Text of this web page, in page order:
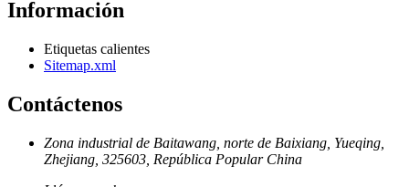
Información
Etiquetas calientes
Sitemap.xml
Contáctenos
Zona industrial de Baitawang, norte de Baixiang, Yueqing,
Zhejiang, 325603, República Popular China